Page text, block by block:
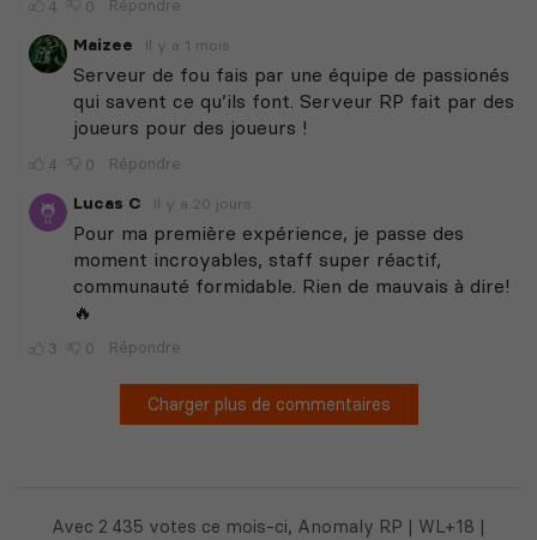
Avec 2 435 votes ce mois-ci, Anomaly RP | WL+18 |